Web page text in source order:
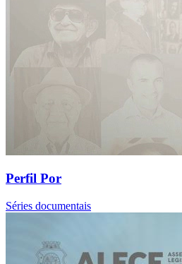
Perfil Por
Séries documentais